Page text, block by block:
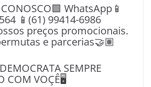
WhatsApp📱
📱(61) 99414-6986
preços promocionais.
e parcerias🤝🏽
SEMPRE
COM VOÇÊ🖥️